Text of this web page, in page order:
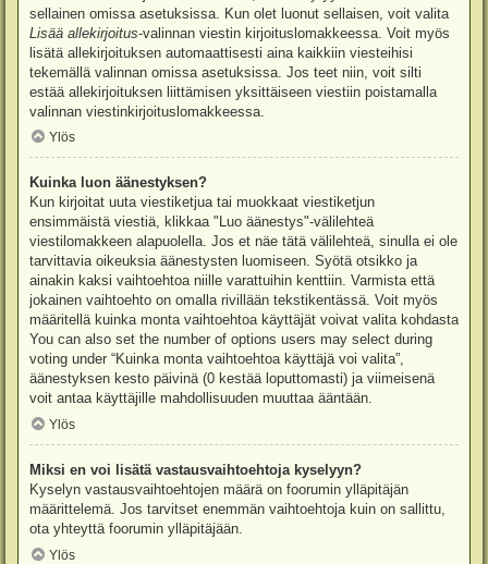
sellainen omissa asetuksissa. Kun olet luonut sellaisen, voit valita
Lisää allekirjoitus-valinnan viestin kirjoituslomakkeessa. Voit myös
lisätä allekirjoituksen automaattisesti aina kaikkiin viesteihisi
tekemällä valinnan omissa asetuksissa. Jos teet niin, voit silti
estää allekirjoituksen liittämisen yksittäiseen viestiin poistamalla
valinnan viestinkirjoituslomakkeessa.
Ylös
Kuinka luon äänestyksen?
Kun kirjoitat uuta viestiketjua tai muokkaat viestiketjun
ensimmäistä viestiä, klikkaa "Luo äänestys"-välilehteä
viestilomakkeen alapuolella. Jos et näe tätä välilehteä, sinulla ei ole
tarvittavia oikeuksia äänestysten luomiseen. Syötä otsikko ja
ainakin kaksi vaihtoehtoa niille varattuihin kenttiin. Varmista että
jokainen vaihtoehto on omalla rivillään tekstikentässä. Voit myös
määritellä kuinka monta vaihtoehtoa käyttäjät voivat valita kohdasta
You can also set the number of options users may select during
voting under “Kuinka monta vaihtoehtoa käyttäjä voi valita”,
äänestyksen kesto päivinä (0 kestää loputtomasti) ja viimeisenä
voit antaa käyttäjille mahdollisuuden muuttaa ääntään.
Ylös
Miksi en voi lisätä vastausvaihtoehtoja kyselyyn?
Kyselyn vastausvaihtoehtojen määrä on foorumin ylläpitäjän
määrittelemä. Jos tarvitset enemmän vaihtoehtoja kuin on sallittu,
ota yhteyttä foorumin ylläpitäjään.
Ylös